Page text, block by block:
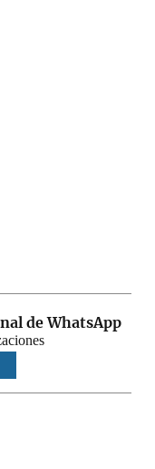
de WhatsApp